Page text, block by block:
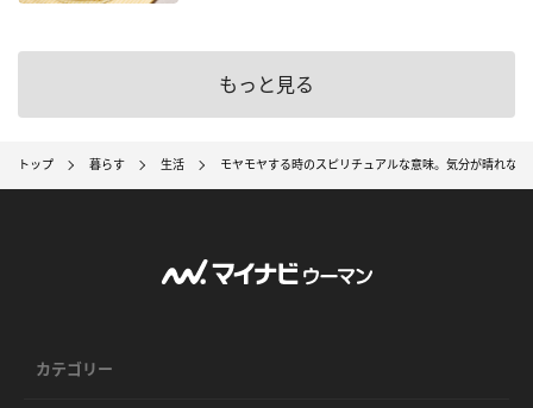
もっと見る
トップ 暮らす 生活 モヤモヤする時のスピリチュアルな意味。気分が晴れな
カテゴリー